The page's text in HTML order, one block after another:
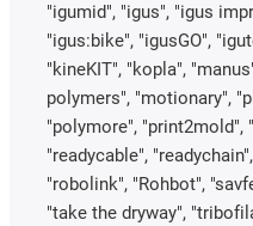
"igumid", "igus", "igus
"igus:bike", "igusGO",
"kineKIT", "kopla",
polymers", "motionary",
"polymore", "print2mold",
"readycable",
"robolink", "Rohbot",
"take the dryway",